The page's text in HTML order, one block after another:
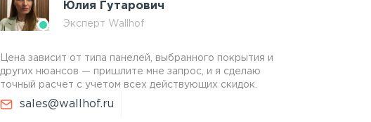
Юлия Гутарович
Эксперт Wallhof
Цена зависит от типа панелей, выбранного покрытия и
других нюансов — пришлите мне запрос, и я сделаю
точный расчет с учетом всех действующих скидок.
sales@wallhof.ru